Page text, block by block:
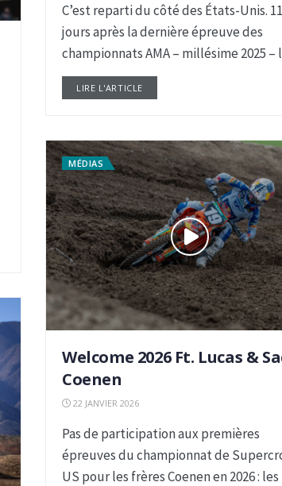
C’est reparti du côté des États-Unis.
jours après la dernière épreuve des
championnats AMA – millésime 2025 –
LIRE L'ARTICLE
MÉDIAS
Welcome 2026 Ft. Lucas &
Coenen
22 JANVIER 2026
Pas de participation aux premières
épreuves du championnat de
US pour les frères Coenen en 2026 : les